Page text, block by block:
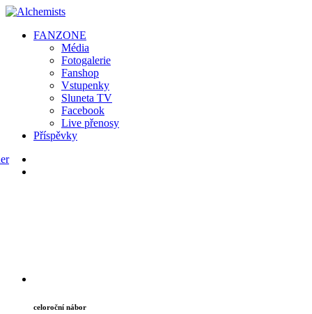
FANZONE
Média
Fotogalerie
Fanshop
Vstupenky
Sluneta TV
Facebook
Live přenosy
Příspěvky
celoroční nábor